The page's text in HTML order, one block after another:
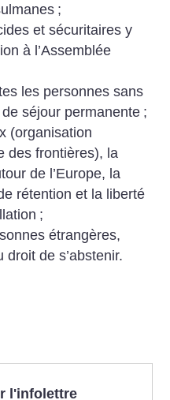
;
et sécuritaires y
à l’Assemblée
les personnes sans
séjour permanente ;
(organisation
des frontières), la
de l’Europe, la
rétention et la liberté
;
étrangères,
de s’abstenir.
l'infolettre